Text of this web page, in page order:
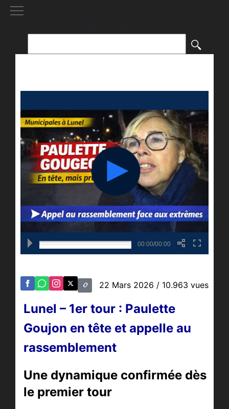
00:00/00:00
22 Mars 2026 / 10.963 vues
Lunel – 1er tour : Paulette
Goujon en tête et appelle au
rassemblement
Une dynamique confirmée dès
le premier tour